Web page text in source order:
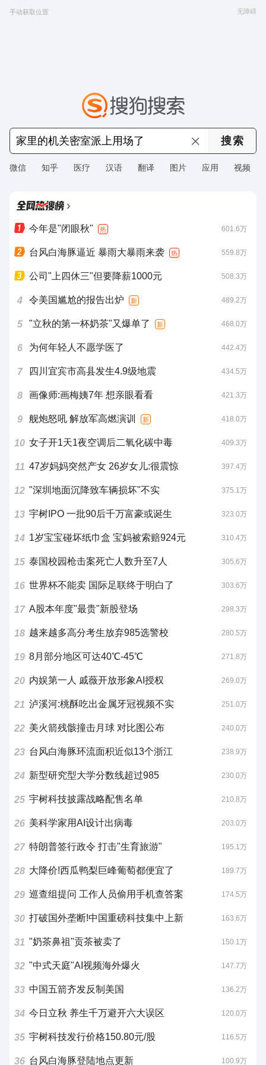
手动获取位置 无障碍
微信 知乎 医疗 汉语 翻译 图片 应用 视频
›
今年是"闭眼秋" 热 601.6万
台风白海豚逼近 暴雨大暴雨来袭 热 559.8万
公司"上四休三"但要降薪1000元 508.3万
4 令美国尴尬的报告出炉 新 489.2万
5 "立秋的第一杯奶茶"又爆单了 新 468.0万
6 为何年轻人不愿学医了 442.4万
7 四川宜宾市高县发生4.9级地震 434.5万
8 画像师:画梅姨7年 想亲眼看看 421.3万
9 舰炮怒吼 解放军高燃演训 新 418.0万
10 女子开1天1夜空调后二氧化碳中毒 409.3万
11 47岁妈妈突然产女 26岁女儿:很震惊 397.4万
12 "深圳地面沉降致车辆损坏"不实 375.1万
13 宇树IPO 一批90后千万富豪或诞生 323.0万
14 1岁宝宝碰坏纸巾盒 宝妈被索赔924元 310.4万
15 泰国校园枪击案死亡人数升至7人 305.6万
16 世界杯不能卖 国际足联终于明白了 303.6万
17 A股本年度"最贵"新股登场 298.3万
18 越来越多高分考生放弃985选警校 280.5万
19 8月部分地区可达40℃-45℃ 271.8万
20 内娱第一人 戚薇开放形象AI授权 269.0万
21 泸溪河:桃酥吃出金属牙冠视频不实 251.0万
22 美火箭残骸撞击月球 对比图公布 240.0万
23 台风白海豚环流面积近似13个浙江 238.9万
24 新型研究型大学分数线超过985 230.0万
25 宇树科技披露战略配售名单 210.8万
26 美科学家用AI设计出病毒 203.0万
27 特朗普签行政令 打击"生育旅游" 195.1万
28 大降价!西瓜鸭梨巨峰葡萄都便宜了 189.7万
29 巡查组提问 工作人员偷用手机查答案 174.5万
30 打破国外垄断!中国重磅科技集中上新 163.6万
31 "奶茶鼻祖"贡茶被卖了 150.1万
32 "中式天庭"AI视频海外爆火 147.7万
33 中国五箭齐发反制美国 136.2万
34 今日立秋 养生千万避开六大误区 120.0万
35 宇树科技发行价格150.80元/股 116.5万
36 台风白海豚登陆地点更新 100.9万